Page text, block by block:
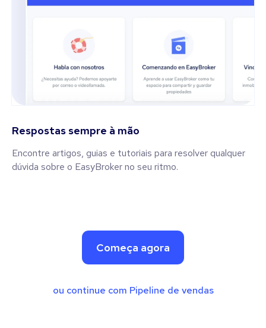
Respostas sempre à mão
Encontre artigos, guias e tutoriais para resolver qualquer
dúvida sobre o EasyBroker no seu ritmo.
Começa agora
ou continue com Pipeline de vendas